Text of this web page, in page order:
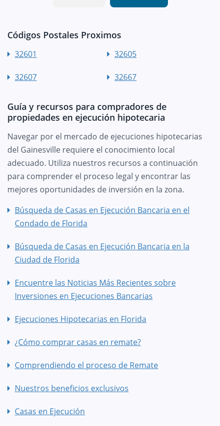
Códigos Postales Proximos
32601 32605
32607 32667
Guía y recursos para compradores de
propiedades en ejecución hipotecaria
Navegar por el mercado de ejecuciones hipotecarias
del Gainesville requiere el conocimiento local
adecuado. Utiliza nuestros recursos a continuación
para comprender el proceso legal y encontrar las
mejores oportunidades de inversión en la zona.
Búsqueda de Casas en Ejecución Bancaria en el
Condado de Florida
Búsqueda de Casas en Ejecución Bancaria en la
Ciudad de Florida
Encuentre las Noticias Más Recientes sobre
Inversiones en Ejecuciones Bancarias
Ejecuciones Hipotecarias en Florida
¿Cómo comprar casas en remate?
Comprendiendo el proceso de Remate
Nuestros beneficios exclusivos
Casas en Ejecución